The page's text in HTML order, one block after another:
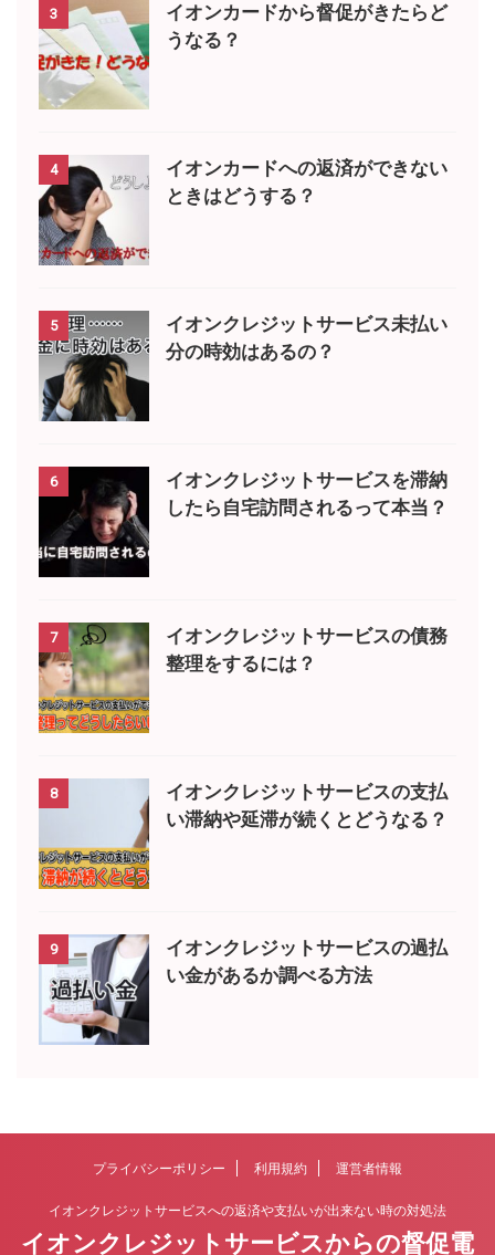
3
イオンカードから督促がきたらど
うなる？
4
イオンカードへの返済ができない
ときはどうする？
5
イオンクレジットサービス未払い
分の時効はあるの？
6
イオンクレジットサービスを滞納
したら自宅訪問されるって本当？
7
イオンクレジットサービスの債務
整理をするには？
8
イオンクレジットサービスの支払
い滞納や延滞が続くとどうなる？
9
イオンクレジットサービスの過払
い金があるか調べる方法
プライバシーポリシー 利用規約 運営者情報
イオンクレジットサービスへの返済や支払いが出来ない時の対処法
イオンクレジットサービスからの督促電